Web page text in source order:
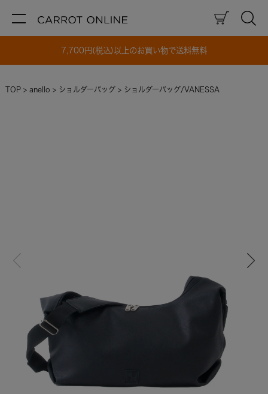
7,700円(税込)以上のお買い物で送料無料
TOP anello ショルダーバッグ ショルダーバッグ/VANESSA